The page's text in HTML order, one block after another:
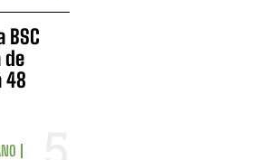
BSC
48